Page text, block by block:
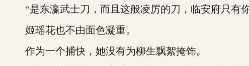
“是东瀛武士刀，而且这般凌厉的刀，临安府只有
姬瑶花也不由面色凝重。
作为一个捕快，她没有为柳生飘絮掩饰。